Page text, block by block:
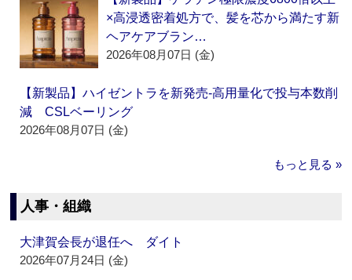
×高浸透密着処方で、髪を芯から満たす新
ヘアケアブラン…
2026年08月07日 (金)
【新製品】ハイゼントラを新発売‐高用量化で投与本数削
減 CSLベーリング
2026年08月07日 (金)
もっと見る »
人事・組織
大津賀会長が退任へ ダイト
2026年07月24日 (金)